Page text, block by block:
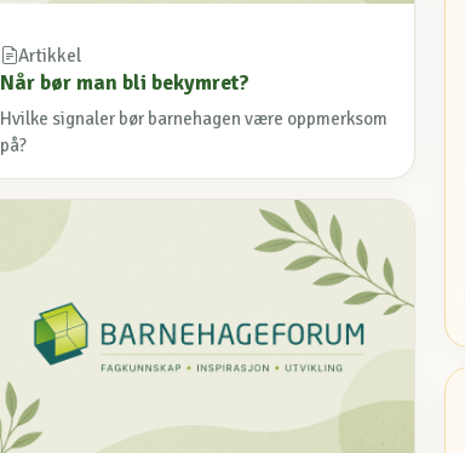
Artikkel
Når bør man bli bekymret?
Hvilke signaler bør barnehagen være oppmerksom
på?